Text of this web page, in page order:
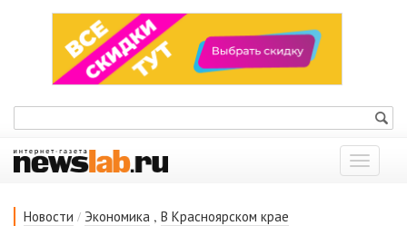
Показать
меню
Новости / Экономика , В Красноярском крае